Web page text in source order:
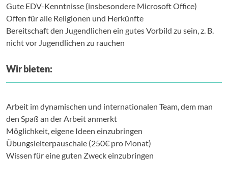
Gute EDV-Kenntnisse (insbesondere Microsoft Office)
Offen für alle Religionen und Herkünfte
Bereitschaft den Jugendlichen ein gutes Vorbild zu sein, z. B.
nicht vor Jugendlichen zu rauchen
Wir bieten:
Arbeit im dynamischen und internationalen Team, dem man
den Spaß an der Arbeit anmerkt
Möglichkeit, eigene Ideen einzubringen
Übungsleiterpauschale (250€ pro Monat)
Wissen für eine guten Zweck einzubringen